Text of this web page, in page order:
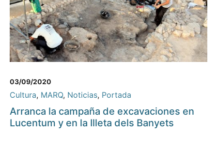
03/09/2020
Cultura, MARQ, Noticias, Portada
Arranca la campaña de excavaciones en
Lucentum y en la Illeta dels Banyets